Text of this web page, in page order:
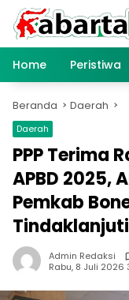
Langsung
konten
Home
Peristiwa
Beranda Daerah
Daerah
PPP Terima
APBD 2025,
Pemkab
Tindaklanjuti
Admin Redaksi
Rabu, 8 Juli 2026